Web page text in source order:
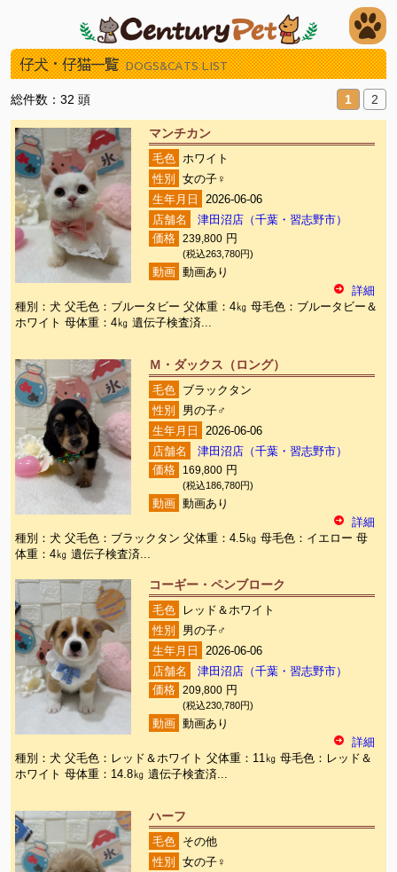
仔犬・仔猫一覧 DOGS&CATS LIST
総件数：32 頭 1 2
マンチカン
毛色 ホワイト
性別
女の子♀
生年月日
2026-06-06
店舗名
津田沼店（千葉・習志野市）
価格 239,800 円
(税込263,780円)
動画
動画あり
詳細
種別：犬 父毛色：ブルータビー 父体重：4㎏ 母毛色：ブルータビー＆
ホワイト 母体重：4㎏ 遺伝子検査済...
Ｍ・ダックス（ロング）
毛色
ブラックタン
性別
男の子♂
生年月日
2026-06-06
店舗名
津田沼店（千葉・習志野市）
価格
169,800 円
(税込186,780円)
動画
動画あり
詳細
種別：犬 父毛色：ブラックタン 父体重：4.5㎏ 母毛色：イエロー 母
体重：4㎏ 遺伝子検査済...
コーギー・ペンブローク
毛色
レッド＆ホワイト
性別
男の子♂
生年月日
2026-06-06
店舗名
津田沼店（千葉・習志野市）
価格 209,800 円
(税込230,780円)
動画
動画あり
詳細
種別：犬 父毛色：レッド＆ホワイト 父体重：11㎏ 母毛色：レッド＆
ホワイト 母体重：14.8㎏ 遺伝子検査済...
ハーフ
毛色
その他
性別
女の子♀